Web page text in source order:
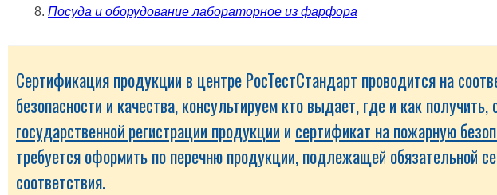
Посуда и оборудование лабораторное из фарфора
Сертификация продукции в центре РосТестСтандарт проводится на
безопасности и качества, консультируем кто выдает, где и как
государственной регистрации продукции и сертификат на пожарную
требуется оформить по перечню продукции, подлежащей обязательной
соответствия.